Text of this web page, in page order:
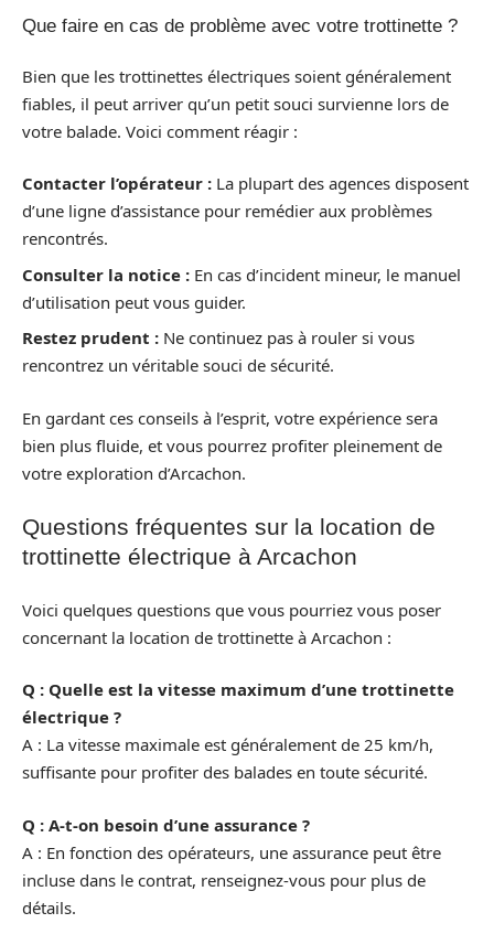
Que faire en cas de problème avec votre trottinette ?
Bien que les trottinettes électriques soient généralement
fiables, il peut arriver qu’un petit souci survienne lors de
votre balade. Voici comment réagir :
Contacter l’opérateur : La plupart des agences disposent
d’une ligne d’assistance pour remédier aux problèmes
rencontrés.
Consulter la notice : En cas d’incident mineur, le manuel
d’utilisation peut vous guider.
Restez prudent : Ne continuez pas à rouler si vous
rencontrez un véritable souci de sécurité.
En gardant ces conseils à l’esprit, votre expérience sera
bien plus fluide, et vous pourrez profiter pleinement de
votre exploration d’Arcachon.
Questions fréquentes sur la location de
trottinette électrique à Arcachon
Voici quelques questions que vous pourriez vous poser
concernant la location de trottinette à Arcachon :
Q : Quelle est la vitesse maximum d’une trottinette
électrique ?
A : La vitesse maximale est généralement de 25 km/h,
suffisante pour profiter des balades en toute sécurité.
Q : A-t-on besoin d’une assurance ?
A : En fonction des opérateurs, une assurance peut être
incluse dans le contrat, renseignez-vous pour plus de
détails.